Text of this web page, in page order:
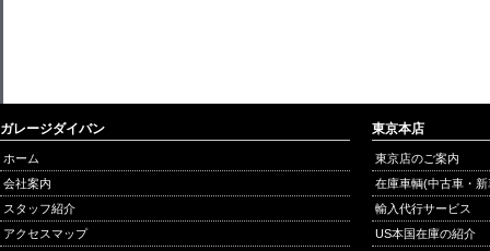
ガレージダイバン
ホーム
会社案内
スタッフ紹介
アクセスマップ
東京本店
東京店のご案内
在庫車輌(中古車・
輸入代行サービス
US本国在庫の紹介